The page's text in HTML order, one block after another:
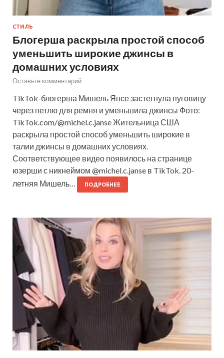
СТИЛЬ
Блогерша раскрыла простой способ
уменьшить широкие джинсы в
домашних условиях
Оставьте комментарий
TikTok-блогерша Мишель Янсе застегнула пуговицу
через петлю для ремня и уменьшила джинсы Фото:
TikTok.com/@michel.c.janse Жительница США
раскрыла простой способ уменьшить широкие в
талии джинсы в домашних условиях.
Соответствующее видео появилось на странице
юзерши с никнеймом @michel.c.janse в TikTok. 20-
летняя Мишель…
ПОДРОБНЕЕ